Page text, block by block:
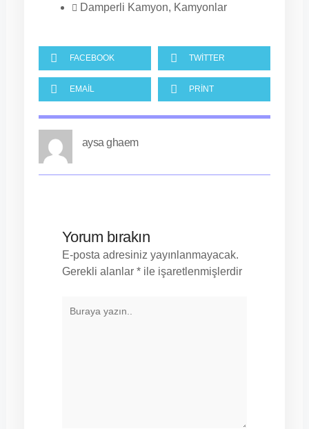
Damperli Kamyon, Kamyonlar
FACEBOOK TWITTER
EMAIL PRINT
aysa ghaem
Yorum bırakın
E-posta adresiniz yayınlanmayacak.
Gerekli alanlar *ile işaretlenmişlerdir
YAZIN..